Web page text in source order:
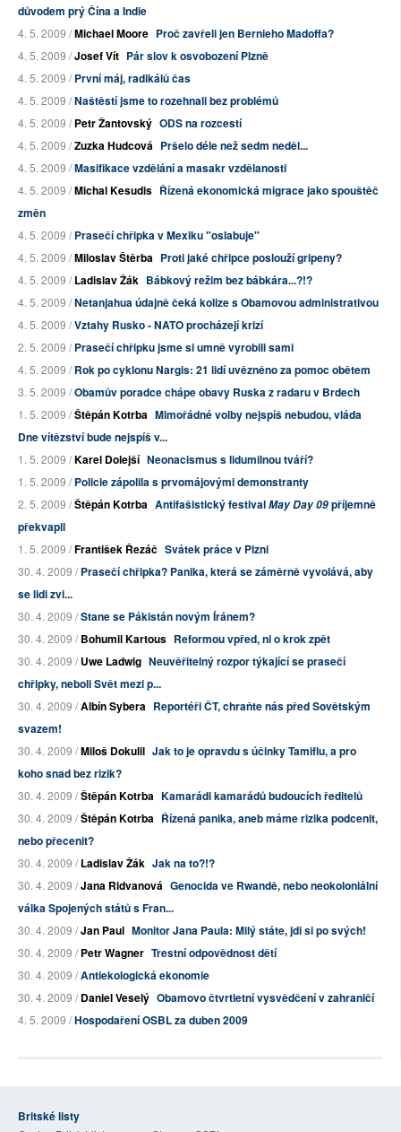
důvodem prý Čína a Indie
4. 5. 2009 /Michael Moore Proč zavřeli jen Bernieho Madoffa?
4. 5. 2009 /Josef Vít Pár slov k osvobození Plzně
4. 5. 2009 /První máj, radikálů čas
4. 5. 2009 /Naštěstí jsme to rozehnali bez problémů
4. 5. 2009 /Petr Žantovský ODS na rozcestí
4. 5. 2009 /Zuzka Hudcová Pršelo déle než sedm neděl...
4. 5. 2009 /Masifikace vzdělání a masakr vzdělanosti
4. 5. 2009 /Michal Kesudis Řízená ekonomická migrace jako spouštěč
změn
4. 5. 2009 /Prasečí chřipka v Mexiku "oslabuje"
4. 5. 2009 /Miloslav Štěrba Proti jaké chřipce poslouží gripeny?
4. 5. 2009 /Ladislav Žák Bábkový režim bez bábkára...?!?
4. 5. 2009 /Netanjahua údajně čeká kolize s Obamovou administrativou
4. 5. 2009 /Vztahy Rusko - NATO procházejí krizí
2. 5. 2009 /Prasečí chřipku jsme si umně vyrobili sami
4. 5. 2009 /Rok po cyklonu Nargis: 21 lidí uvězněno za pomoc obětem
3. 5. 2009 /Obamův poradce chápe obavy Ruska z radaru v Brdech
1. 5. 2009 /Štěpán Kotrba Mimořádné volby nejspíš nebudou, vláda
Dne vítězství bude nejspíš v...
1. 5. 2009 /Karel Dolejší Neonacismus s lidumilnou tváří?
1. 5. 2009 /Policie zápolila s prvomájovými demonstranty
2. 5. 2009 /Štěpán Kotrba Antifašistický festivalMay Day 09příjemně
překvapil
1. 5. 2009 /František Řezáč Svátek práce v Plzni
30. 4. 2009 /Prasečí chřipka? Panika, která se záměrně vyvolává, aby
se lidi zvi...
30. 4. 2009 /Stane se Pákistán novým Íránem?
30. 4. 2009 /Bohumil Kartous Reformou vpřed, ni o krok zpět
30. 4. 2009 /Uwe Ladwig Neuvěřitelný rozpor týkající se prasečí
chřipky, neboli Svět mezi p...
30. 4. 2009 /Albín Sybera Reportéři ČT, chraňte nás před Sovětským
svazem!
30. 4. 2009 /Miloš Dokulil Jak to je opravdu s účinky Tamiflu, a pro
koho snad bez rizik?
30. 4. 2009 /Štěpán Kotrba Kamarádi kamarádů budoucích ředitelů
30. 4. 2009 /Štěpán Kotrba Řízená panika, aneb máme rizika podcenit,
nebo přecenit?
30. 4. 2009 /Ladislav Žák Jak na to?!?
30. 4. 2009 /Jana Ridvanová Genocida ve Rwandě, nebo neokoloniální
válka Spojených států s Fran...
30. 4. 2009 /Jan Paul Monitor Jana Paula: Milý státe, jdi si po svých!
30. 4. 2009 /Petr Wagner Trestní odpovědnost dětí
30. 4. 2009 /Antiekologická ekonomie
30. 4. 2009 /Daniel Veselý Obamovo čtvrtletní vysvědčení v zahraničí
4. 5. 2009 /Hospodaření OSBL za duben 2009
Britské listy